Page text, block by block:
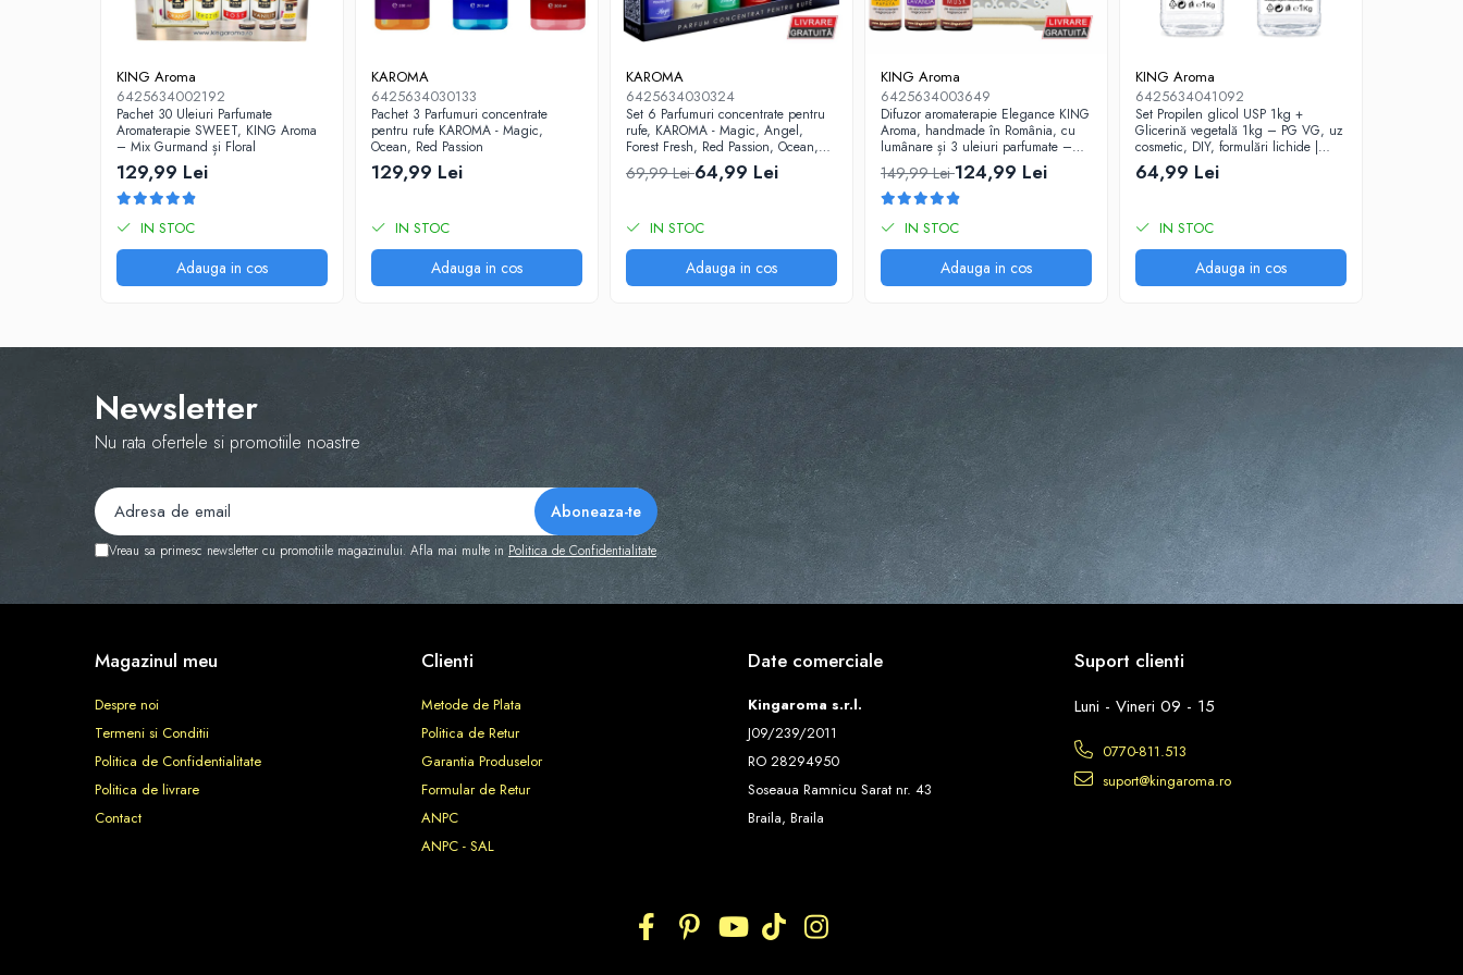
KING Aroma
6425634002192
Pachet 30 Uleiuri Parfumate
Aromaterapie SWEET, KING Aroma
– Mix Gurmand și Floral
129,99 Lei
IN STOC
Adauga in cos
KAROMA
6425634030133
Pachet 3 Parfumuri concentrate
pentru rufe KAROMA - Magic,
Ocean, Red Passion
129,99 Lei
IN STOC
Adauga in cos
KAROMA
6425634030324
Set 6 Parfumuri concentrate pentru
rufe, KAROMA - Magic, Angel,
Forest Fresh, Red Passion, Ocean,
Fresh Bloom, 6 x 50 ml
69,99 Lei64,99 Lei
IN STOC
Adauga in cos
KING Aroma
6425634003649
Difuzor aromaterapie Elegance KING
Aroma, handmade în România, cu
lumânare și 3 uleiuri parfumate –
Set cadou premium
149,99 Lei124,99 Lei
IN STOC
Adauga in cos
KING Aroma
6425634041092
Set Propilen glicol USP 1kg +
Glicerină vegetală 1kg – PG VG, uz
cosmetic, DIY, formulări lichide |
King Aroma
64,99 Lei
IN STOC
Adauga in cos
Newsletter
Nu rata ofertele si promotiile noastre
Vreau sa primesc newsletter cu promotiile magazinului. Afla mai multe in Politica de Confidentialitate
Magazinul meu
Despre noi
Termeni si Conditii
Politica de Confidentialitate
Politica de livrare
Contact
Clienti
Metode de Plata
Politica de Retur
Garantia Produselor
Formular de Retur
ANPC
ANPC - SAL
Date comerciale
Kingaroma s.r.l.
J09/239/2011
RO 28294950
Soseaua Ramnicu Sarat nr. 43
Braila, Braila
Suport clienti
Luni - Vineri 09 - 15
0770-811.513
suport@kingaroma.ro